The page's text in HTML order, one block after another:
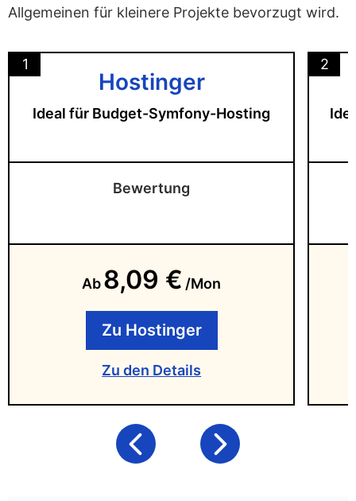
Allgemeinen für kleinere Projekte bevorzugt wird.
1
Hostinger
Ideal für Budget-Symfony-Hosting
Bewertung
Ab8,09 € /Mon
Zu Hostinger
Zu den Details
2